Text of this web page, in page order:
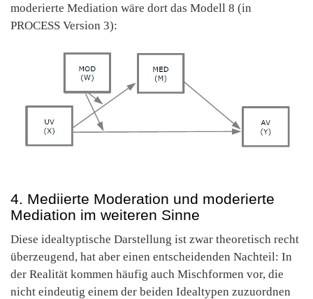
moderierte Mediation wäre dort das Modell 8 (in
PROCESS Version 3):
4. Mediierte Moderation und moderierte
Mediation im weiteren Sinne
Diese idealtyptische Darstellung ist zwar theoretisch recht
überzeugend, hat aber einen entscheidenden Nachteil: In
der Realität kommen häufig auch Mischformen vor, die
nicht eindeutig einem der beiden Idealtypen zuzuordnen